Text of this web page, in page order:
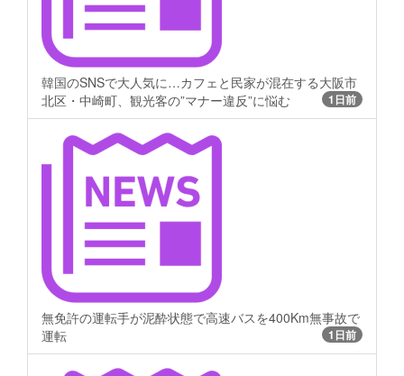
韓国のSNSで大人気に…カフェと民家が混在する大阪市
北区・中崎町、観光客の”マナー違反”に悩む
1日前
無免許の運転手が泥酔状態で高速バスを400Km無事故で
運転
1日前